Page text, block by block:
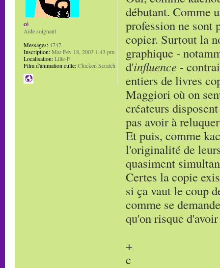
débutant. Comme
profession ne sont
copier. Surtout la
graphique -
d'influence -
entiers de livres
Maggiori où on
créateurs
pas avoir à
Et puis, comme
l'originalité de
quasiment
Certes la copie
si ça vaut le coup
comme se
qu'on risque
+
c
cé
Aide soignant
Messages:4747
Inscription:Mar Fév 18, 2003 1:43 pm
Localisation:Lille-F
Film d'animation culte:Chicken Scratch